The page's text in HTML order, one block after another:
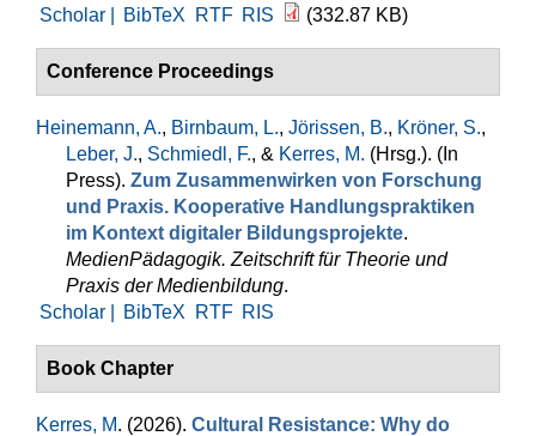
Scholar |
BibTeX RTF RIS (332.87 KB)
Conference Proceedings
Heinemann, A., Birnbaum, L., Jörissen, B., Kröner, S.,
Leber, J., Schmiedl, F., & Kerres, M. (Hrsg.). (In
Press). Zum Zusammenwirken von Forschung
und Praxis. Kooperative Handlungspraktiken
im Kontext digitaler Bildungsprojekte.
MedienPädagogik. Zeitschrift für Theorie und
Praxis der Medienbildung.
Scholar |
BibTeX RTF RIS
Book Chapter
Kerres, M. (2026). Cultural Resistance: Why do